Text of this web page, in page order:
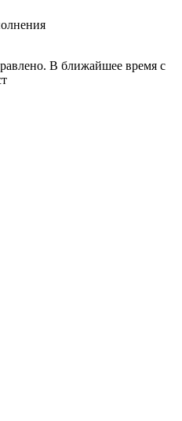
В ближайшее время с